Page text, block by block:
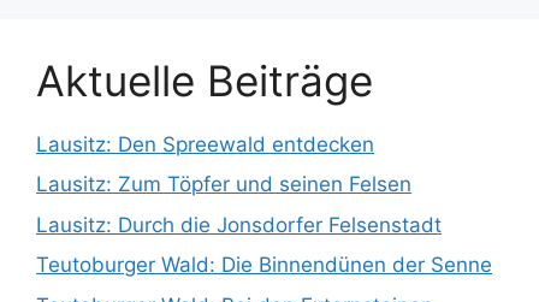
Aktuelle Beiträge
Lausitz: Den Spreewald entdecken
Lausitz: Zum Töpfer und seinen Felsen
Lausitz: Durch die Jonsdorfer Felsenstadt
Teutoburger Wald: Die Binnendünen der Senne